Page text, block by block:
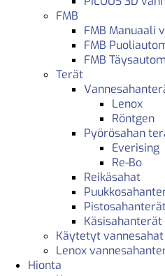
FMB
FMB Manuaali
FMB
FMB
Terät
Lenox
Röntgen
Pyörösahan
Everising
Re-Bo
Reikäsahat
Käsisahanterät
Käytetyt vannesahat
Lenox
Hionta